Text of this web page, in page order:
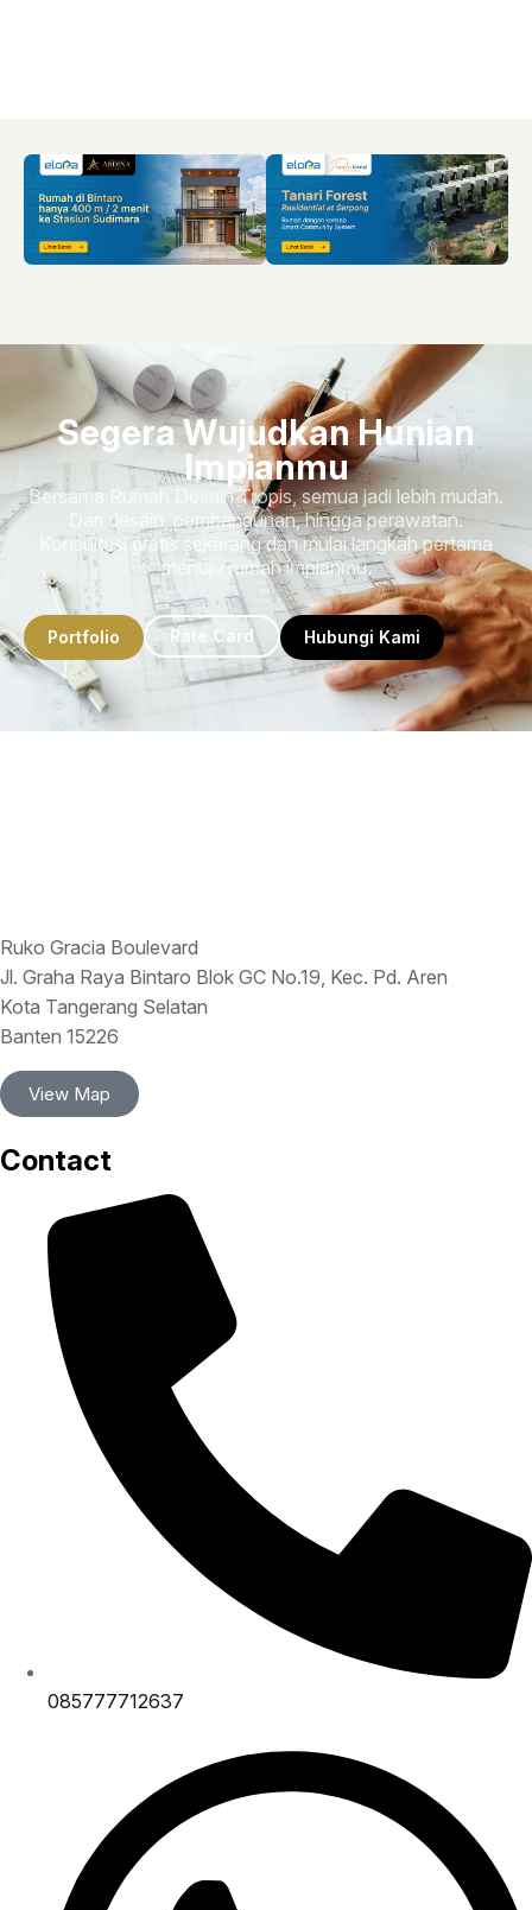
Segera Wujudkan Hunian
Impianmu
Bersama Rumah Desain Tropis, semua jadi lebih mudah.
Dari desain, pembangunan, hingga perawatan.
Konsultasi gratis sekarang dan mulai langkah pertama
menuju rumah impianmu.
Portfolio Rate Card Hubungi Kami
Ruko Gracia Boulevard
Jl. Graha Raya Bintaro Blok GC No.19, Kec. Pd. Aren
Kota Tangerang Selatan
Banten 15226
View Map
Contact
085777712637